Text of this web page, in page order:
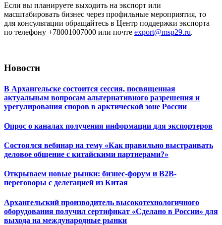
Если вы планируете выходить на экспорт или
масштабировать бизнес через профильные мероприятия, то
для консультации обращайтесь в Центр поддержки экспорта
по телефону +78001007000 или почте export@msp29.ru.
Новости
В Архангельске состоится сессия, посвященная
актуальным вопросам альтернативного разрешения и
урегулирования споров в арктической зоне России
Опрос о каналах получения информации для экспортеров
Состоялся вебинар на тему «Как правильно выстраивать
деловое общение с китайскими партнерами?»
Открываем новые рынки: бизнес-форум и B2B-
переговоры с делегацией из Китая
Архангельский производитель высокотехнологичного
оборудования получил сертификат «Сделано в России» для
выхода на международные рынки